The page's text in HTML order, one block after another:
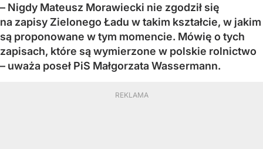
– Nigdy Mateusz Morawiecki nie zgodził się
na zapisy Zielonego Ładu w takim kształcie, w jakim
są proponowane w tym momencie. Mówię o tych
zapisach, które są wymierzone w polskie rolnictwo
– uważa poseł PiS Małgorzata Wassermann.